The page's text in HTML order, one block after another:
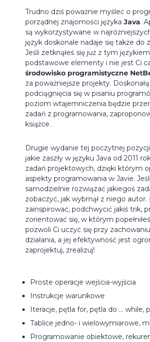
Trudno dziś poważnie myśleć o
porządnej znajomości języka Java.
są wykorzystywane w
język doskonale nadaje się także do
Jeśli zetknąłeś się już z tym
podstawowe elementy i nie jest Ci
środowisko programistyczne
za poważniejsze projekty.
podciągnięcia się w pisaniu
poziom wtajemniczenia będzie
zadań z programowania,
książce.
Drugie wydanie tej poczytnej
jakie zaszły w języku Java od 2011
zadań projektowych, dzięki którym
aspekty programowania w Javie.
samodzielnie rozwiązać jakiegoś
zobaczyć, jak wybrnął z niego autor.
zainspirować, podchwycić jakiś trik,
zorientować się, w którym
pozwoli Ci uczyć się przy
działania, a jej efektywność jest
zaprojektuj, zrealizuj!
Proste operacje wejścia-wyjścia
Instrukcje warunkowe
Iteracje, pętla for, pętla do ... while,
Tablice jedno- i wielowymiarowe,
Programowanie obiektowe,